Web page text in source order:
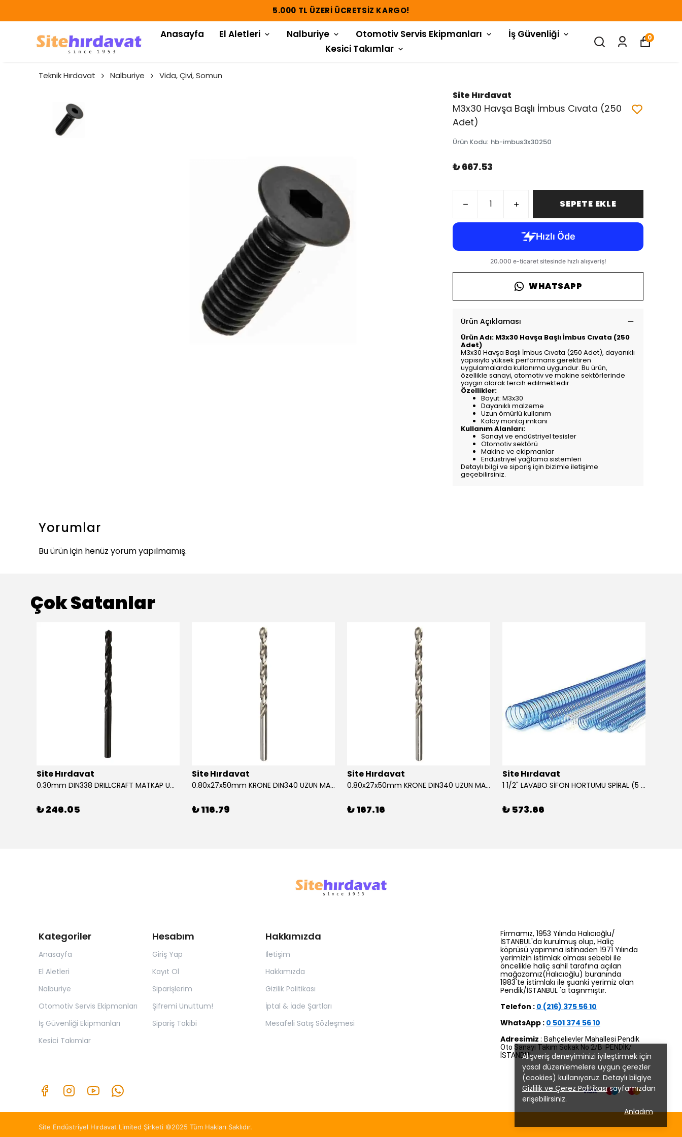
5.000 TL ÜZERI ÜCRETSIZ KARGO!
Anasayfa El Aletleri Nalburiye Otomotiv Servis Ekipmanları
İş Güvenliği
Kesici Takımlar
0
Alışveriş deneyiminizi iyileştirmek için
yasal düzenlemelere uygun çerezler
(cookies) kullanıyoruz. Detaylı bilgiye
Gizlilik ve Çerez Politikasısayfamızdan
erişebilirsiniz.
Anladım
Teknik Hırdavat Nalburiye Vida, Çivi, Somun
Site Hırdavat
M3x30 Havşa Başlı İmbus Cıvata (250
Adet)
Ürün Kodu: hb-imbus3x30250
₺ 667.53
SEPETE EKLE
WHATSAPP
Ürün Açıklaması
Ürün Adı: M3x30 Havşa Başlı İmbus Cıvata (250
Adet)
M3x30 Havşa Başlı İmbus Cıvata (250 Adet), dayanıklı
yapısıyla yüksek performans gerektiren
uygulamalarda kullanıma uygundur. Bu ürün,
özellikle sanayi, otomotiv ve makine sektörlerinde
yaygın olarak tercih edilmektedir.
Özellikler:
Boyut: M3x30
Dayanıklı malzeme
Uzun ömürlü kullanım
Kolay montaj imkanı
Kullanım Alanları:
Sanayi ve endüstriyel tesisler
Otomotiv sektörü
Makine ve ekipmanlar
Endüstriyel yağlama sistemleri
Detaylı bilgi ve sipariş için bizimle iletişime
geçebilirsiniz.
Yorumlar
Bu ürün için henüz yorum yapılmamış.
Çok Satanlar
Site Hırdavat
0.30mm DIN338 DRILLCRAFT MATKAP UCU HSS 10 Adet
₺ 246.05
Site Hırdavat
0.80x27x50mm KRONE DIN340 UZUN MATKAP UCU HSS 10 Adet
₺ 116.79
Site Hırdavat
0.80x27x50mm KRONE DIN340 UZUN MATKAP UCU HSS 10 Adet
₺ 167.16
Site Hırdavat
1 1/2" LAVABO SİFON HORTUMU SPİRAL (5 MT)
₺ 573.66
Kategoriler
Anasayfa
El Aletleri
Nalburiye
Otomotiv Servis Ekipmanları
İş Güvenliği Ekipmanları
Kesici Takımlar
Hesabım
Giriş Yap
Kayıt Ol
Siparişlerim
Şifremi Unuttum!
Sipariş Takibi
Hakkımızda
İletişim
Hakkımızda
Gizilik Politikası
İptal & İade Şartları
Mesafeli Satış Sözleşmesi
Firmamız, 1953 Yılında Halıcıoğlu/
İSTANBUL'da kurulmuş olup, Haliç
köprüsü yapımına istinaden 1971 Yılında
yerimizin istimlak olması sebebi ile
öncelikle haliç sahil tarafına açılan
mağazamız(Halıcıoğlu) buranında
1983'te istimlakı ile şuanki yerimiz olan
Pendik/İSTANBUL 'a taşınmıştır.
Telefon : 0 (216) 375 56 10
WhatsApp : 0 501 374 56 10
Adresimiz : Bahçelievler Mahallesi Pendik
Oto Sanayi Takım Sokak No 2/B PENDİK/
İSTANBUL
Site Endüstriyel Hırdavat Limited Şirketi ©2025 Tüm Hakları Saklıdır.